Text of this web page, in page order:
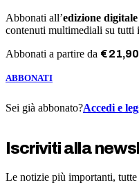
Abbonati all’edizione digitale
contenuti multimediali su tutti
Abbonati a partire da €21,90
ABBONATI
Sei già abbonato?Accedi e
Iscriviti alla
Le notizie più importanti, tutte